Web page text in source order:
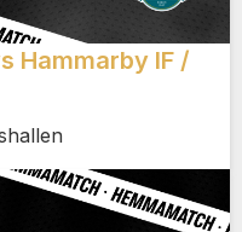
Hammarby IF /